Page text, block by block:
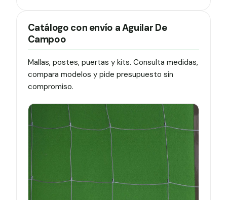
Catálogo con envío a Aguilar De
Campoo
Mallas, postes, puertas y kits. Consulta medidas,
compara modelos y pide presupuesto sin
compromiso.